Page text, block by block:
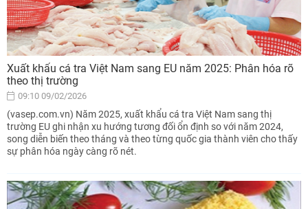
Xuất khẩu cá tra Việt Nam sang EU năm 2025: Phân hóa rõ
theo thị trường
09:10 09/02/2026
(vasep.com.vn) Năm 2025, xuất khẩu cá tra Việt Nam sang thị
trường EU ghi nhận xu hướng tương đối ổn định so với năm 2024,
song diễn biến theo tháng và theo từng quốc gia thành viên cho thấy
sự phân hóa ngày càng rõ nét.